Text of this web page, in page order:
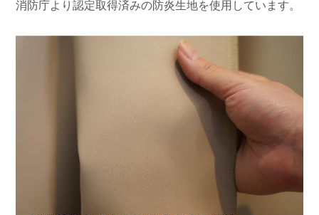
消防庁より認定取得済みの防炎生地を使用しています。